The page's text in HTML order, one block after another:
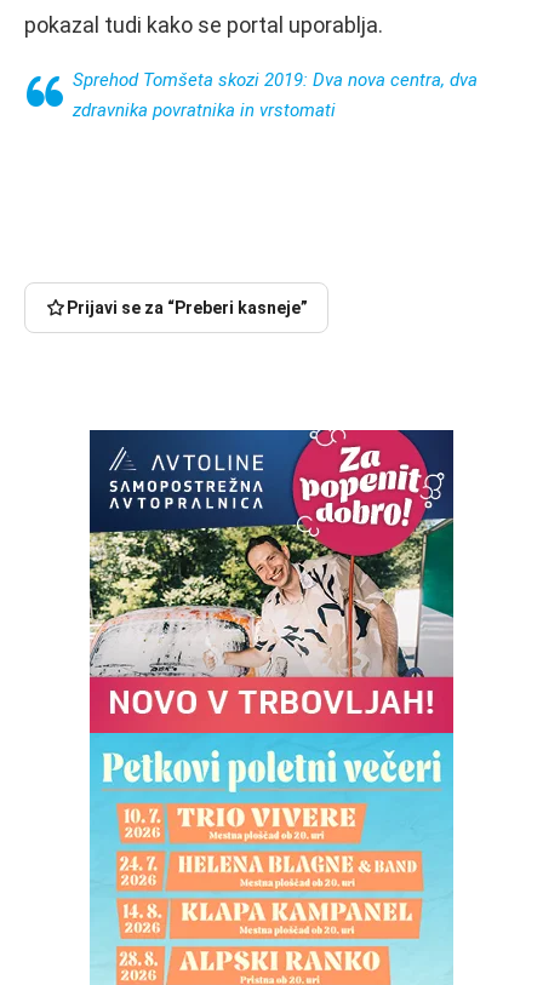
pokazal tudi kako se portal uporablja.
Sprehod Tomšeta skozi 2019: Dva nova centra, dva
zdravnika povratnika in vrstomati
Prijavi se za “Preberi kasneje”